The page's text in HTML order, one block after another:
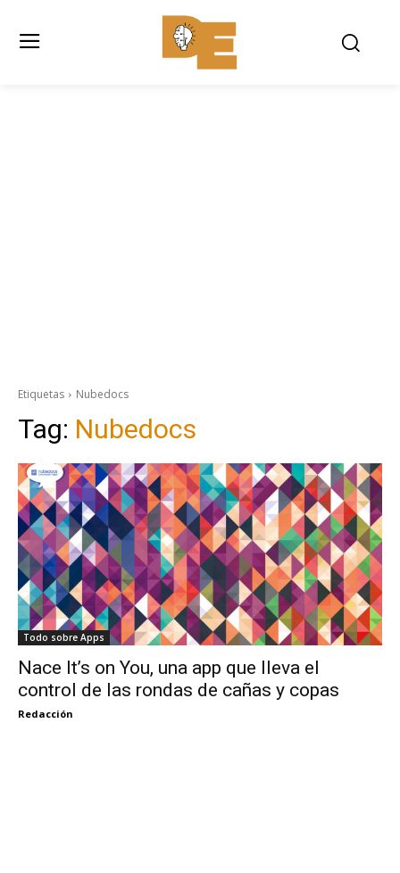
Etiquetas Nubedocs
Tag: Nubedocs
Todo sobre Apps
Nace It’s on You, una app que lleva el
control de las rondas de cañas y copas
Redacción